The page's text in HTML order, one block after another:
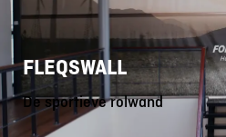
FLEQSWALL
De sportieve rolwand